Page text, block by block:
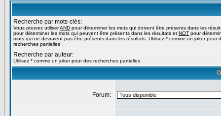
Recherche par mots-clés:
Vous pouvez utiliserAND pour déterminer les mots qui doivent être présents dans les
pour déterminer les mots qui peuvent être présents dans les résultats et NOT pour
mots qui ne devraient pas être présents dans les résultats. Utilisez * comme un joker pour
recherches partielles
Recherche par auteur:
Utilisez * comme un joker pour des recherches partielles
Forum: